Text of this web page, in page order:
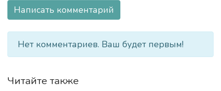
Написать комментарий
Нет комментариев. Ваш будет первым!
Читайте также